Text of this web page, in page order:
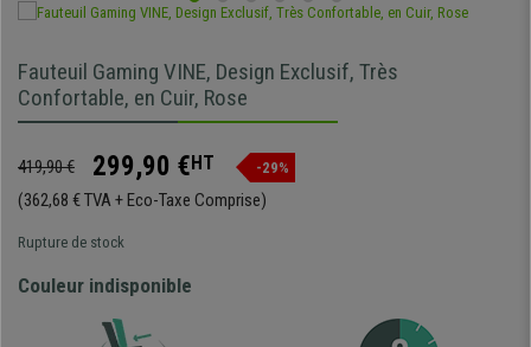
Fauteuil Gaming VINE, Design Exclusif, Très
Confortable, en Cuir, Rose
419,90 € 299,90 €HT -29%
(362,68 € TVA + Eco-Taxe Comprise)
Rupture de stock
Couleur indisponible